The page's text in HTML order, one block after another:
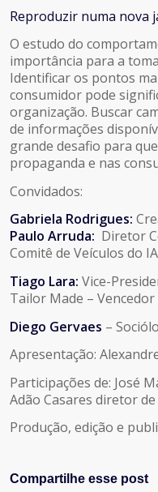
FEED RSS
LINK
INCORPORAR
Reproduzir numa nova
O estudo do
importância para a
Identificar os pontos
consumidor pode
organização. Buscar
de informações
grande desafio para
propaganda e nas
Convidados:
Gabriela Rodrigues:
Paulo Arruda: Diretor
Comitê de Veículos do
Tiago Lara: Vice-
Tailor Made –
Diego Gervaes –
Apresentação:
Participações de: José
Adão Casares diretor
Produção, edição e
Compartilhe esse post